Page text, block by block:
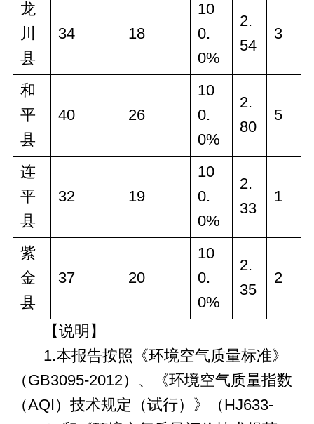
龙
川
县
34 18
10
0.
0%
2.
54
3
和
平
县
40 26
10
0.
0%
2.
80
5
连
平
县
32 19
10
0.
0%
2.
33
1
紫
金
县
37 20
10
0.
0%
2.
35
2
【说明】
1.本报告按照《环境空气质量标准》
（GB3095-2012）、《环境空气质量指数
（AQI）技术规定（试行）》（HJ633-